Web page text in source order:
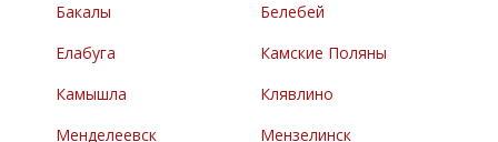
Бакалы
Белебей
Елабуга
Камские Поляны
Камышла
Клявлино
Менделеевск
Мензелинск